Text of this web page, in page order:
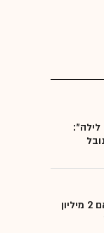
לילה":
המומחית שמסבירה: האם 2 מיליון